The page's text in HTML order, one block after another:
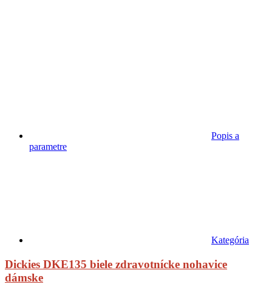
Popis a
parametre
Kategória
Dickies DKE135 biele zdravotnícke nohavice
dámske